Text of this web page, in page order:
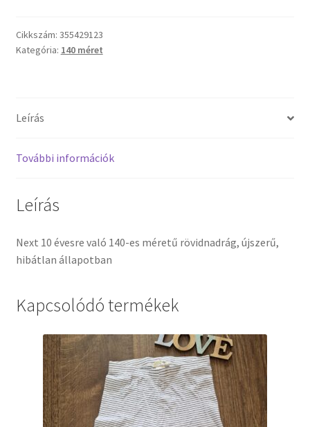
Cikkszám: 355429123
Kategória: 140 méret
Leírás
További információk
Leírás
Next 10 évesre való 140-es méretű rövidnadrág, újszerű,
hibátlan állapotban
Kapcsolódó termékek